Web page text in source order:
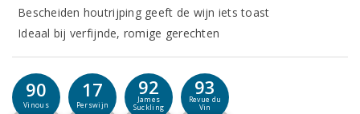
Bescheiden houtrijping geeft de wijn iets toast
Ideaal bij verfijnde, romige gerechten
90
Vinous
17
Perswijn
92
James
Suckling
93
Revue du
Vin